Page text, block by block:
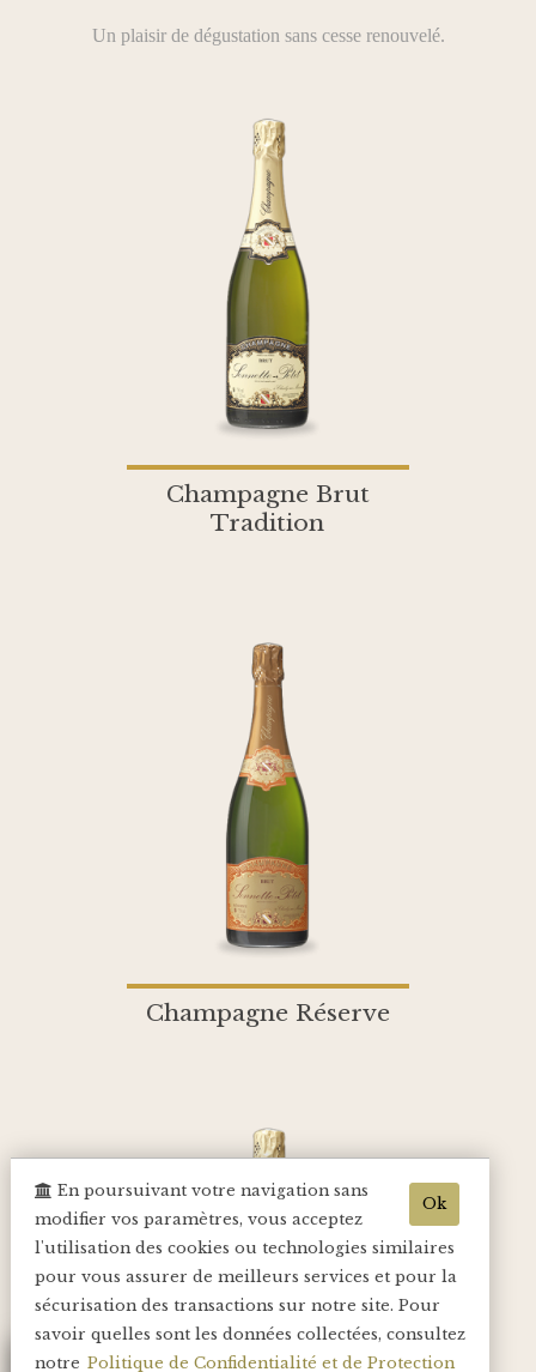
Un plaisir de dégustation sans cesse renouvelé.
Champagne Brut
Tradition
Champagne Réserve
Ok
En poursuivant votre navigation sans
modifier vos paramètres, vous acceptez
l'utilisation des cookies ou technologies similaires
pour vous assurer de meilleurs services et pour la
sécurisation des transactions sur notre site. Pour
savoir quelles sont les données collectées, consultez
notre Politique de Confidentialité et de Protection